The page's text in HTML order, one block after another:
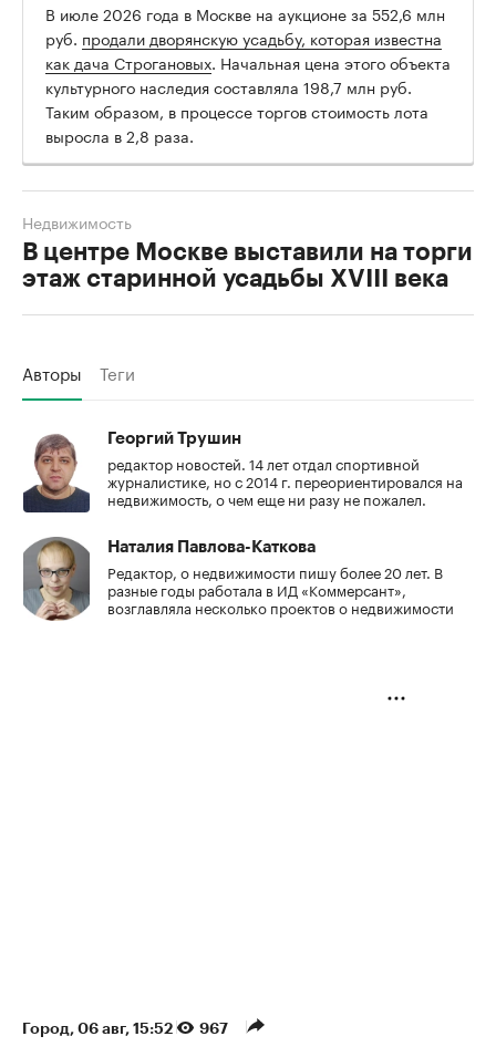
В июле 2026 года в Москве на аукционе за 552,6 млн
руб. продали дворянскую усадьбу, которая известна
как дача Строгановых. Начальная цена этого объекта
культурного наследия составляла 198,7 млн руб.
Таким образом, в процессе торгов стоимость лота
выросла в 2,8 раза.
В центре Москве выставили на торги
этаж старинной усадьбы XVIII века
Недвижимость
Авторы Теги
Георгий Трушин
редактор новостей. 14 лет отдал спортивной
журналистике, но с 2014 г. переориентировался на
недвижимость, о чем еще ни разу не пожалел.
Наталия Павлова-Каткова
Редактор, о недвижимости пишу более 20 лет. В
разные годы работала в ИД «Коммерсант»,
возглавляла несколько проектов о недвижимости
Город⁠, 06 авг, 15:52 967